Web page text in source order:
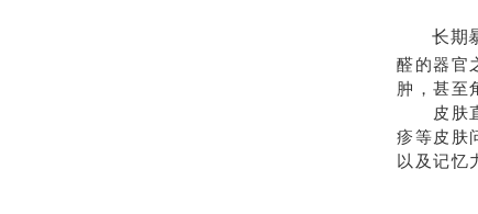
长期
醛的器官
肿，甚至
皮肤直
疹等皮肤
以及记忆